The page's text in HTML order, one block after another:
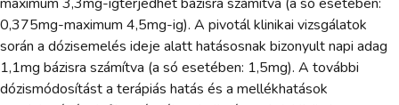
0,375mg-maximum 4,5mg-ig). A pivotál klinikai vizsgálatok
során a dózisemelés ideje alatt hatásosnak bizonyult napi adag
1,1mg bázisra számítva (a só esetében: 1,5mg). A további
dózismódosítást a terápiás hatás és a mellékhatások